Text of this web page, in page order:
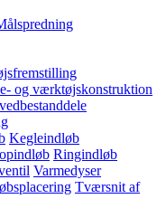
og værktøjskonstruktion
Kegleindløb
Ringindløb
Varmedyser
Tværsnit af